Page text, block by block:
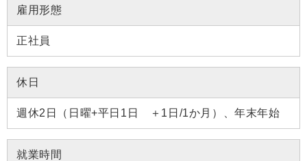
雇用形態
正社員
休日
週休2日（日曜+平日1日 ＋1日/1か月）、年末年始
就業時間